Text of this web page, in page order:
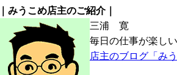
｜みうこめ店主のご紹介｜
三浦 寛
毎日の仕事が楽し
店主のブログ「みう